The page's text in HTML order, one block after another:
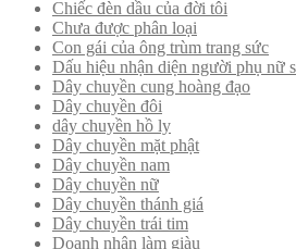
Chiếc đèn dầu của đời tôi
Chưa được phân loại
Con gái của ông trùm trang sức
Dấu hiệu nhận diện người phụ nữ
Dây chuyền cung hoàng đạo
Dây chuyền đôi
dây chuyền hồ ly
Dây chuyền mặt phật
Dây chuyền nam
Dây chuyền nữ
Dây chuyền thánh giá
Dây chuyền trái tim
Doanh nhân làm giàu